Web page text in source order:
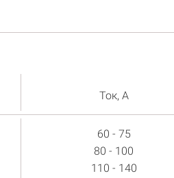
Ток, А
60 - 75
80 - 100
110 - 140